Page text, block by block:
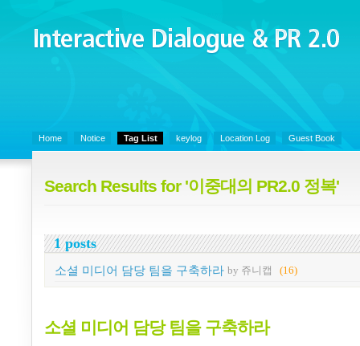
Interactive Dialogue &
PR 2.0
Home Notice Tag List keylog Location Log Guest Book
Search Results for '이중대의 PR2.0 정복'
1 posts
소셜 미디어 담당 팀을 구축하라 by 쥬니캡 (16)
소셜 미디어 담당 팀을 구축하라